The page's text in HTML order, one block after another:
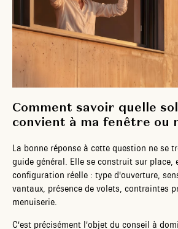
Comment savoir quelle
convient à ma fenêtre ou
La bonne réponse à cette question ne se
guide général. Elle se construit sur place,
configuration réelle : type d'ouverture,
vantaux, présence de volets, contraintes
menuiserie.
C'est précisément l'objet du conseil à